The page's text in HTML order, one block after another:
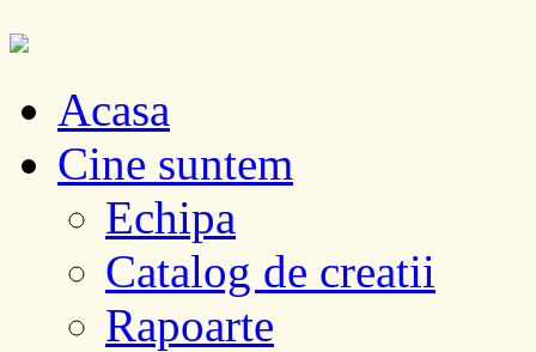
Acasa
Cine suntem
Echipa
Catalog de creatii
Rapoarte